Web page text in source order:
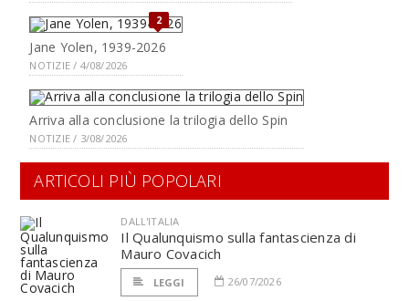
2
Jane Yolen, 1939-2026
NOTIZIE / 4/08/2026
Arriva alla conclusione la trilogia dello Spin
NOTIZIE / 3/08/2026
ARTICOLI PIÙ POPOLARI
DALL'ITALIA
Il Qualunquismo sulla fantascienza di
Mauro Covacich
LEGGI 26/07/2026